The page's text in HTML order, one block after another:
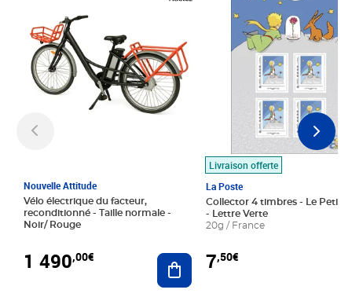
Nouvelle Attitude
Vélo électrique du facteur,
reconditionné - Taille normale -
Noir/ Rouge
1 490,00€ Ajouter au panier
Livraison offerte
La Poste
Collector 4 timbres - Le Petit
- Lettre Verte
20g / France
7,50€